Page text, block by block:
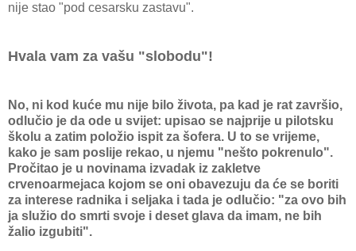
nije stao "pod cesarsku zastavu".
Hvala vam za vašu "slobodu"!
No, ni kod kuće mu nije bilo života, pa kad je rat završio,
odlučio je da ode u svijet: upisao se najprije u pilotsku
školu a zatim položio ispit za šofera. U to se vrijeme,
kako je sam poslije rekao, u njemu "nešto pokrenulo".
Pročitao je u novinama izvadak iz zakletve
crvenoarmejaca kojom se oni obavezuju da će se boriti
za interese radnika i seljaka i tada je odlučio: "za ovo bih
ja služio do smrti svoje i deset glava da imam, ne bih
žalio izgubiti".